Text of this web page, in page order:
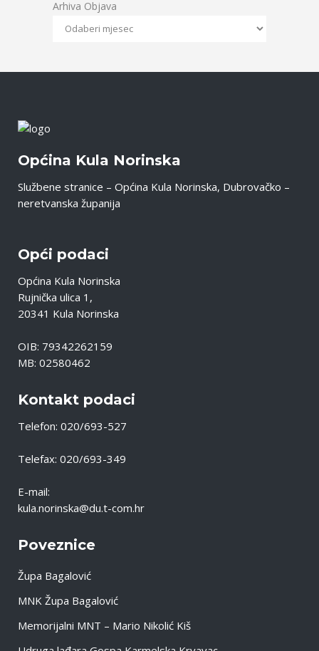
Arhiva Objava
Općina Kula Norinska
Službene stranice – Općina Kula Norinska, Dubrovačko –
neretvanska županija
Opći podaci
Općina Kula Norinska
Rujnička ulica 1,
20341 Kula Norinska
OIB: 79342262159
MB: 02580462
Kontakt podaci
Telefon: 020/693-527
Telefax: 020/693-349
E-mail:
kula.norinska@du.t-com.hr
Poveznice
Župa Bagalović
MNK Župa Bagalović
Memorijalni MNT – Mario Nikolić Kiš